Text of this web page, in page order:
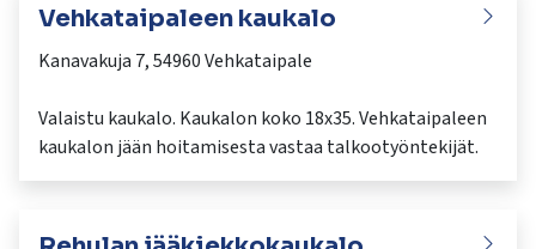
Vehkataipaleen kaukalo
Kanavakuja 7, 54960 Vehkataipale
Valaistu kaukalo. Kaukalon koko 18x35. Vehkataipaleen